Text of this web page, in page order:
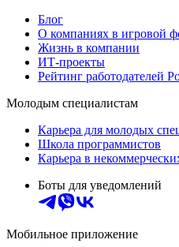
Блог
О компаниях в игровой
Жизнь в компании
ИТ-проекты
Рейтинг работодателей
Молодым специалистам
Карьера для молодых
Школа программистов
Карьера в
Боты для уведомлений
Мобильное приложение